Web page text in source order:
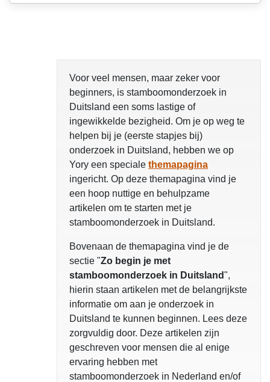
Voor veel mensen, maar zeker voor
beginners, is stamboomonderzoek in
Duitsland een soms lastige of
ingewikkelde bezigheid. Om je op weg te
helpen bij je (eerste stapjes bij)
onderzoek in Duitsland, hebben we op
Yory een speciale themapagina
ingericht. Op deze themapagina vind je
een hoop nuttige en behulpzame
artikelen om te starten met je
stamboomonderzoek in Duitsland.
Bovenaan de themapagina vind je de
sectie "Zo begin je met
stamboomonderzoek in Duitsland",
hierin staan artikelen met de belangrijkste
informatie om aan je onderzoek in
Duitsland te kunnen beginnen. Lees deze
zorgvuldig door. Deze artikelen zijn
geschreven voor mensen die al enige
ervaring hebben met
stamboomonderzoek in Nederland en/of